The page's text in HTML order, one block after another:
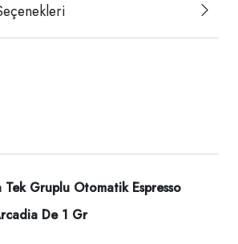
Tek Gruplu Otomatik Espresso
De 1 Gr